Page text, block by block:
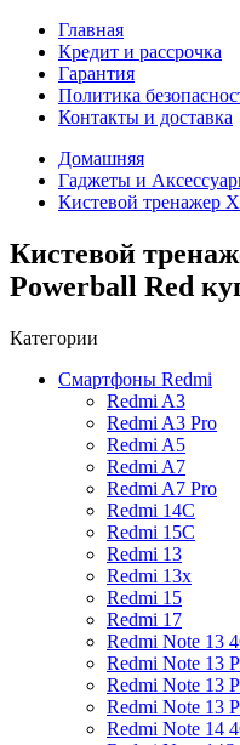
Главная
Кредит и рассрочка
Гарантия
Политика
Контакты и доставка
Домашняя
Гаджеты и
Кистевой тренажер
Кистевой
Powerball Red
Категории
Смартфоны Redmi
Redmi A3
Redmi A3 Pro
Redmi A5
Redmi A7
Redmi A7 Pro
Redmi 14C
Redmi 15C
Redmi 13
Redmi 13x
Redmi 15
Redmi 17
Redmi Note 13
Redmi Note 13
Redmi Note 13
Redmi Note 13
Redmi Note 14